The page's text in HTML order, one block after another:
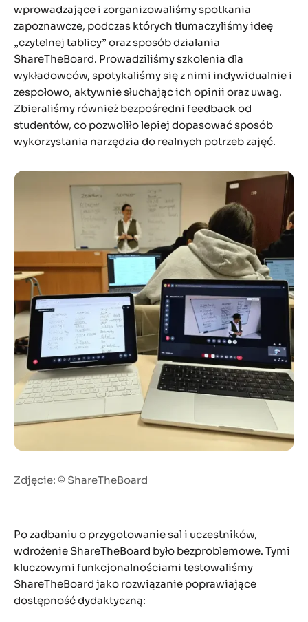
wprowadzające i zorganizowaliśmy spotkania
zapoznawcze, podczas których tłumaczyliśmy ideę
„czytelnej tablicy” oraz sposób działania
ShareTheBoard. Prowadziliśmy szkolenia dla
wykładowców, spotykaliśmy się z nimi indywidualnie i
zespołowo, aktywnie słuchając ich opinii oraz uwag.
Zbieraliśmy również bezpośredni feedback od
studentów, co pozwoliło lepiej dopasować sposób
wykorzystania narzędzia do realnych potrzeb zajęć.
Zdjęcie: © ShareTheBoard
Po zadbaniu o przygotowanie sal i uczestników,
wdrożenie ShareTheBoard było bezproblemowe. Tymi
kluczowymi funkcjonalnościami testowaliśmy
ShareTheBoard jako rozwiązanie poprawiające
dostępność dydaktyczną: